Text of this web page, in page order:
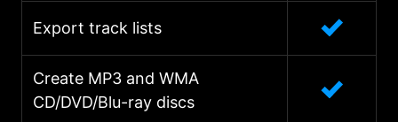
Export track lists
Create MP3 and WMA
CD/DVD/Blu-ray discs